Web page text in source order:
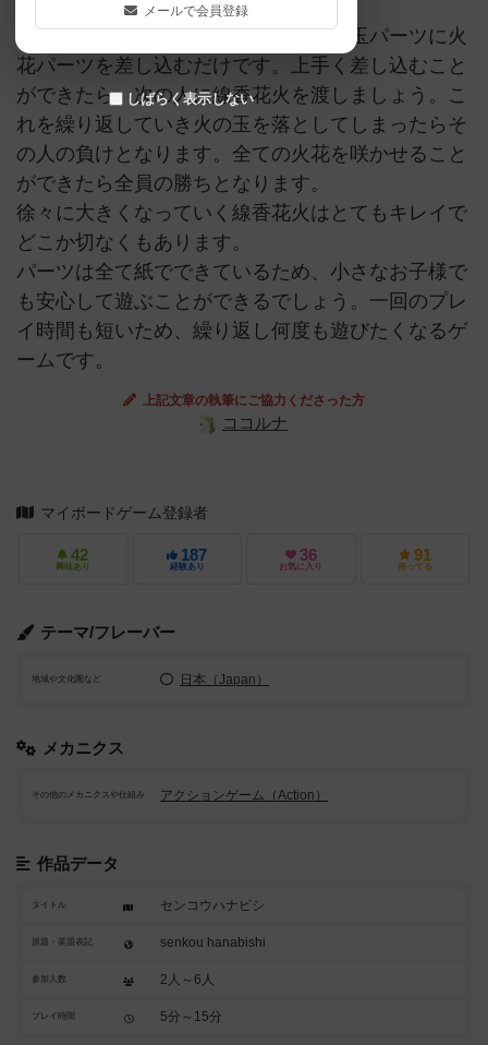
手番で行うことは至って簡単で、火の玉パーツに火
花パーツを差し込むだけです。上手く差し込むこと
ができたら、次の人に線香花火を渡しましょう。こ
れを繰り返していき火の玉を落としてしまったらそ
の人の負けとなります。全ての火花を咲かせること
ができたら全員の勝ちとなります。
徐々に大きくなっていく線香花火はとてもキレイで
どこか切なくもあります。
パーツは全て紙でできているため、小さなお子様で
も安心して遊ぶことができるでしょう。一回のプレ
イ時間も短いため、繰り返し何度も遊びたくなるゲ
ームです。
上記文章の執筆にご協力くださった方
ココルナ
マイボードゲーム登録者
42
興味あり
187
経験あり
36
お気に入り
91
持ってる
テーマ/フレーバー
地域や文化圏など 日本（Japan）
メカニクス
その他のメカニクスや仕組み アクションゲーム（Action）
作品データ
タイトル センコウハナビシ
原題・英題表記 senkou hanabishi
参加人数 2人～6人
プレイ時間 5分～15分
メールで会員登録
しばらく表示しない